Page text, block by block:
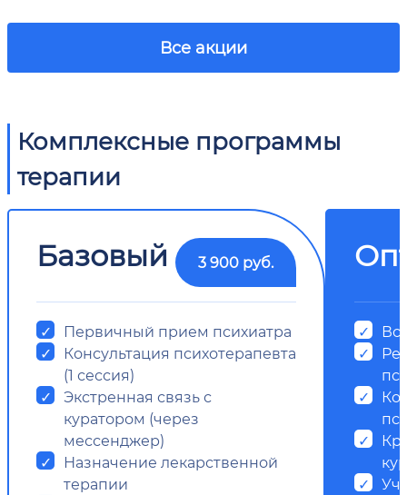
Все акции
Комплексные программы
терапии
Базовый 3 900 руб.
Первичный прием психиатра
Консультация психотерапевта
(1 сессия)
Экстренная связь с
куратором (через
мессенджер)
Назначение лекарственной
терапии